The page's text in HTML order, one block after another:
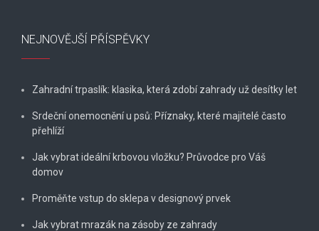
NEJNOVĚJŠÍ PŘÍSPĚVKY
Zahradní trpaslík: klasika, která zdobí zahrady už desítky let
Srdeční onemocnění u psů: Příznaky, které majitelé často
přehlíží
Jak vybrat ideální krbovou vložku? Průvodce pro Váš
domov
Proměňte vstup do sklepa v designový prvek
Jak vybrat mrazák na zásoby ze zahrady